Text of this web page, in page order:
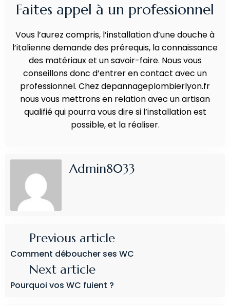
Faites appel à un professionnel
Vous l’aurez compris, l’installation d’une douche à
l’italienne demande des prérequis, la connaissance
des matériaux et un savoir-faire. Nous vous
conseillons donc d’entrer en contact avec un
professionnel. Chez depannageplombierlyon.fr
nous vous mettrons en relation avec un artisan
qualifié qui pourra vous dire si l’installation est
possible, et la réaliser.
Admin8033
Previous article
Comment déboucher ses WC
Next article
Pourquoi vos WC fuient ?